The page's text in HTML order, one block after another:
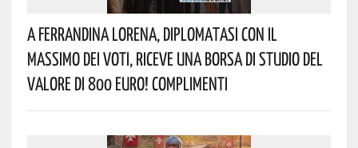
A Ferrandina Lorena, Diplomatasi Con Il
Massimo Dei Voti, Riceve Una Borsa Di Studio Del
Valore Di 800 Euro! Complimenti